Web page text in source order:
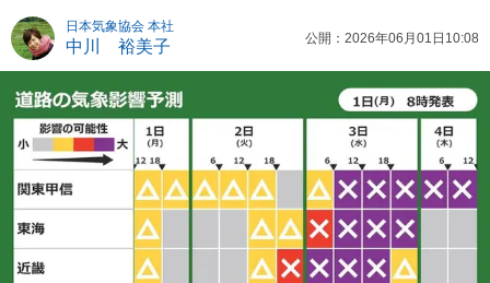
日本気象協会 本社
中川 裕美子 公開：2026年06月01日10:08